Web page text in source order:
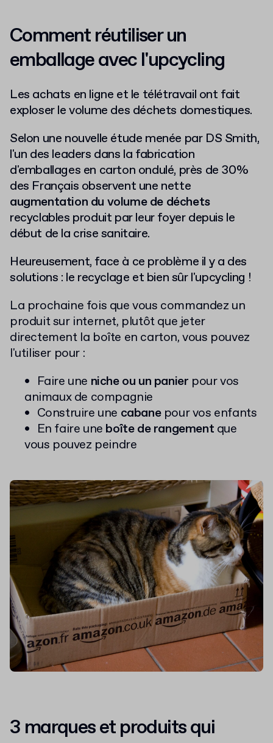
Comment réutiliser un
emballage avec l'upcycling
Les achats en ligne et le télétravail ont fait
exploser le volume des déchets domestiques.
Selon une nouvelle étude menée par DS Smith,
l'un des leaders dans la fabrication
d'emballages en carton ondulé, près de 30%
des Français observent une nette
augmentation du volume de déchets
recyclables produit par leur foyer depuis le
début de la crise sanitaire.
Heureusement, face à ce problème il y a des
solutions : le recyclage et bien sûr l'upcycling !
La prochaine fois que vous commandez un
produit sur internet, plutôt que jeter
directement la boîte en carton, vous pouvez
l'utiliser pour :
Faire une niche ou un panier pour vos
animaux de compagnie
Construire une cabanepour vos enfants
En faire une boîte de rangement que
vous pouvez peindre
3 marques et produits qui